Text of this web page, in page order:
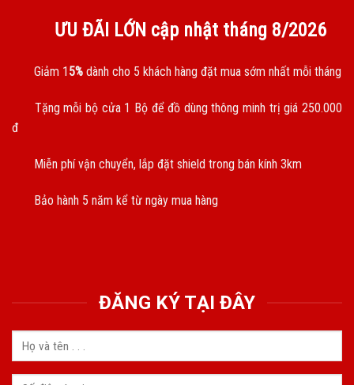
ƯU ĐÃI LỚN cập nhật tháng 8/2026
Giảm 1 5% dành cho 5 khách hàng đặt mua sớm nhất mỗi tháng
Tặng mỗi bộ cửa 1 Bộ để đồ dùng thông minh trị giá 250.000
đ
Miễn phí vận chuyển, lắp đặt shield trong bán kính 3km
Bảo hành 5 năm kể từ ngày mua hàng
ĐĂNG KÝ TẠI ĐÂY